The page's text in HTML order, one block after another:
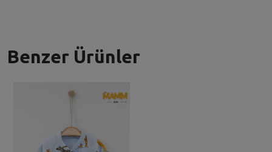
Benzer Ürünler